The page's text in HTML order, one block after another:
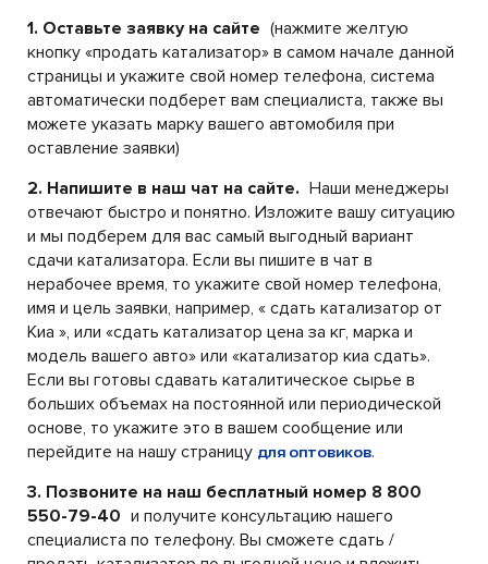
1. Оставьте заявку на сайте (нажмите желтую
кнопку «продать катализатор» в самом начале данной
страницы и укажите свой номер телефона, система
автоматически подберет вам специалиста, также вы
можете указать марку вашего автомобиля при
оставление заявки)
2. Напишите в наш чат на сайте. Наши менеджеры
отвечают быстро и понятно. Изложите вашу ситуацию
и мы подберем для вас самый выгодный вариант
сдачи катализатора. Если вы пишите в чат в
нерабочее время, то укажите свой номер телефона,
имя и цель заявки, например, « сдать катализатор от
Киа », или «сдать катализатор цена за кг, марка и
модель вашего авто» или «катализатор киа сдать».
Если вы готовы сдавать каталитическое сырье в
больших объемах на постоянной или периодической
основе, то укажите это в вашем сообщение или
перейдите на нашу страницу для оптовиков.
3. Позвоните на наш бесплатный номер 8 800
550-79-40 и получите консультацию нашего
специалиста по телефону. Вы сможете сдать /